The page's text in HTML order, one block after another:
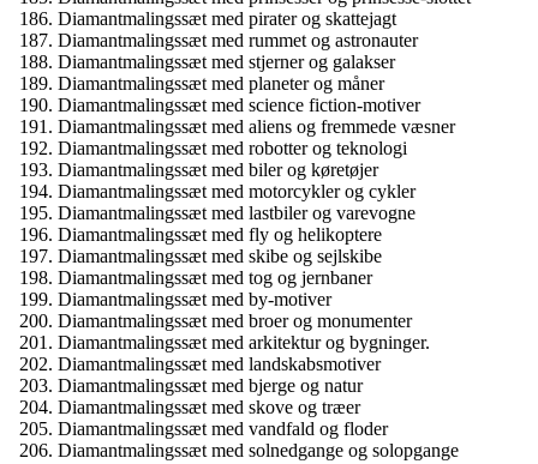
Diamantmalingssæt med pirater og skattejagt
Diamantmalingssæt med rummet og astronauter
Diamantmalingssæt med stjerner og galakser
Diamantmalingssæt med planeter og måner
Diamantmalingssæt med science fiction-motiver
Diamantmalingssæt med aliens og fremmede væsner
Diamantmalingssæt med robotter og teknologi
Diamantmalingssæt med biler og køretøjer
Diamantmalingssæt med motorcykler og cykler
Diamantmalingssæt med lastbiler og varevogne
Diamantmalingssæt med fly og helikoptere
Diamantmalingssæt med skibe og sejlskibe
Diamantmalingssæt med tog og jernbaner
Diamantmalingssæt med by-motiver
Diamantmalingssæt med broer og monumenter
Diamantmalingssæt med arkitektur og bygninger.
Diamantmalingssæt med landskabsmotiver
Diamantmalingssæt med bjerge og natur
Diamantmalingssæt med skove og træer
Diamantmalingssæt med vandfald og floder
Diamantmalingssæt med solnedgange og solopgange